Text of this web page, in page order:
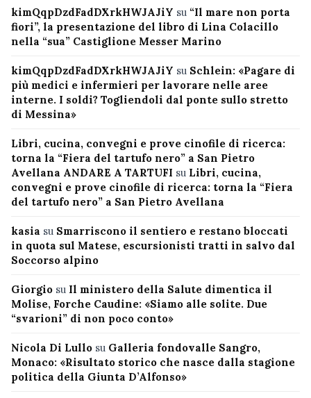
kimQqpDzdFadDXrkHWJAJiY su “Il mare non porta
fiori”, la presentazione del libro di Lina Colacillo
nella “sua” Castiglione Messer Marino
kimQqpDzdFadDXrkHWJAJiY su Schlein: «Pagare di
più medici e infermieri per lavorare nelle aree
interne. I soldi? Togliendoli dal ponte sullo stretto
di Messina»
Libri, cucina, convegni e prove cinofile di ricerca:
torna la “Fiera del tartufo nero” a San Pietro
Avellana ANDARE A TARTUFI su Libri, cucina,
convegni e prove cinofile di ricerca: torna la “Fiera
del tartufo nero” a San Pietro Avellana
kasia su Smarriscono il sentiero e restano bloccati
in quota sul Matese, escursionisti tratti in salvo dal
Soccorso alpino
Giorgio su Il ministero della Salute dimentica il
Molise, Forche Caudine: «Siamo alle solite. Due
“svarioni” di non poco conto»
Nicola Di Lullo su Galleria fondovalle Sangro,
Monaco: «Risultato storico che nasce dalla stagione
politica della Giunta D’Alfonso»